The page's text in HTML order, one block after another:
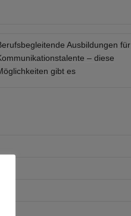
Ausbildungen für
– diese
gibt es